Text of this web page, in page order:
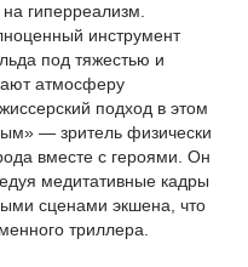
гиперреализм.
инструмент
под тяжестью и
атмосферу
подход в этом
— зритель физически
вместе с героями. Он
медитативные кадры
сценами экшена, что
триллера.